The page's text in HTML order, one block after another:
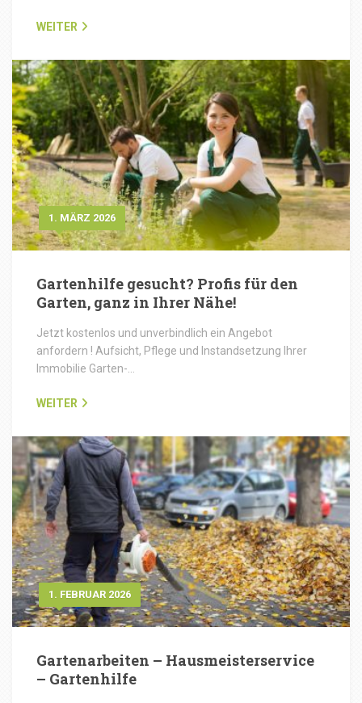
WEITER
1. MÄRZ 2026
Gartenhilfe gesucht? Profis für den
Garten, ganz in Ihrer Nähe!
Jetzt kostenlos und unverbindlich ein Angebot
anfordern ! Aufsicht, Pflege und Instandsetzung Ihrer
Immobilie Garten-…
WEITER
1. FEBRUAR 2026
Gartenarbeiten – Hausmeisterservice
– Gartenhilfe